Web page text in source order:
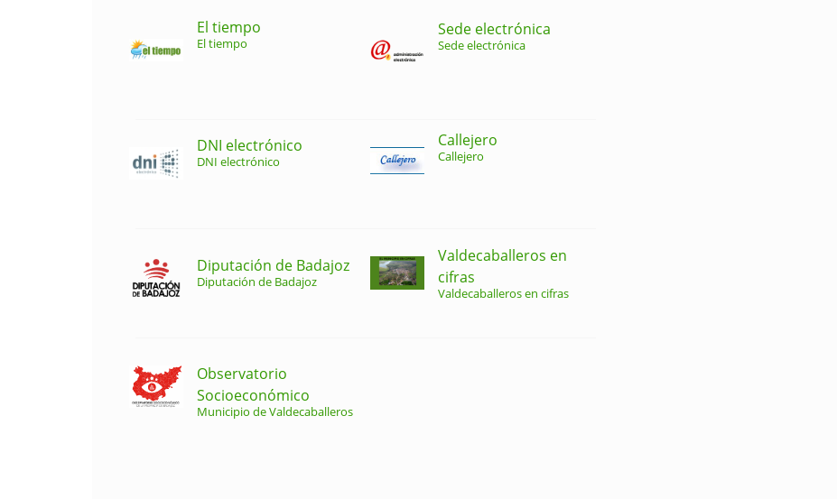
El tiempo
El tiempo
Sede electrónica
Sede electrónica
DNI electrónico
DNI electrónico
Callejero
Callejero
Diputación de Badajoz
Diputación de Badajoz
Valdecaballeros en
cifras
Valdecaballeros en cifras
Observatorio
Socioeconómico
Municipio de Valdecaballeros